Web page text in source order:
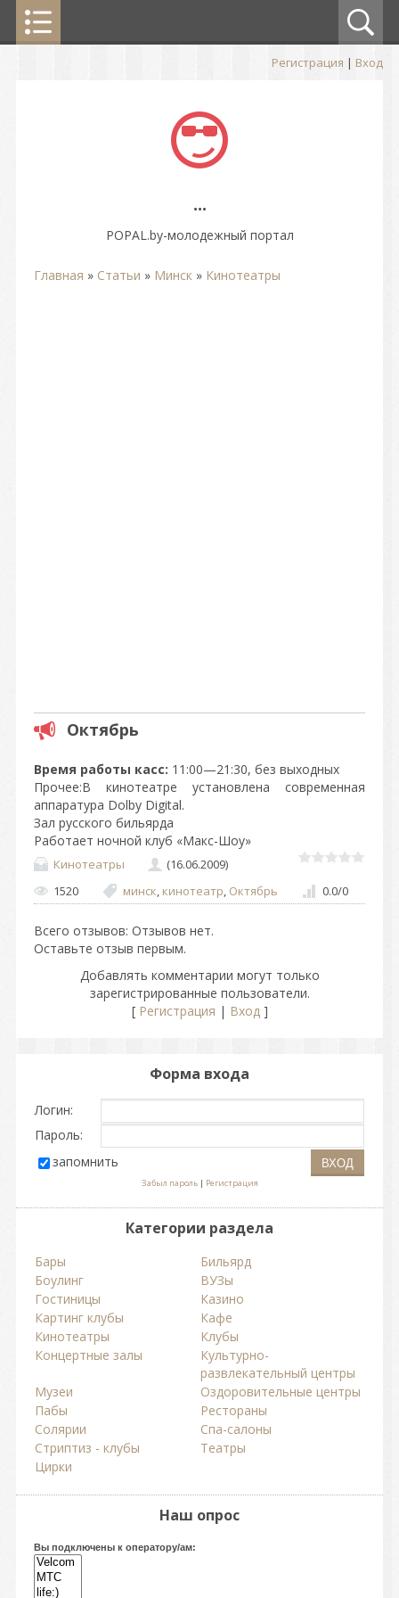
Регистрация | Вход
...
POPAL.by-молодежный портал
Главная » Статьи » Минск » Кинотеатры
Октябрь
Время работы касс: 11:00—21:30, без выходных
Прочее:В кинотеатре установлена современная
аппаратура Dolby Digital.
Зал русского бильярда
Работает ночной клуб «Макс-Шоу»
Кинотеатры
(16.06.2009)
1520
минск кинотеатр Октябрь 0.0/0
Всего отзывов: Отзывов нет.
Оставьте отзыв первым.
Добавлять комментарии могут только
зарегистрированные пользователи.
[ Регистрация | Вход]
Форма входа
Логин:
Пароль:
запомнить
Забыл пароль| Регистрация
Категории раздела
Бары
Бильярд
Боулинг
ВУЗы
Гостиницы
Казино
Картинг клубы
Кафе
Кинотеатры
Клубы
Концертные залы
Культурно-
развлекательный центры
Музеи
Оздоровительные центры
Пабы
Рестораны
Солярии
Спа-салоны
Стриптиз - клубы
Театры
Цирки
Наш опрос
Вы подключены к оператору/ам: